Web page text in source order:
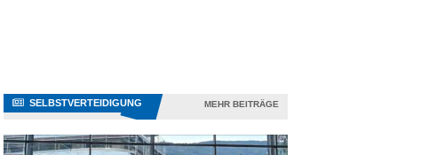
SELBSTVERTEIDIGUNG MEHR BEITRÄGE